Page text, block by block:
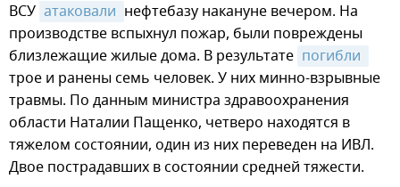
ВСУ атаковали нефтебазу накануне вечером. На
производстве вспыхнул пожар, были повреждены
близлежащие жилые дома. В результате
трое и ранены семь человек. У них минно-взрывные
травмы. По данным министра здравоохранения
области Наталии Пащенко, четверо находятся в
тяжелом состоянии, один из них переведен на ИВЛ.
Двое пострадавших в состоянии средней тяжести.